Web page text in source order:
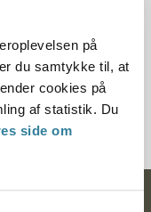
på
du samtykke til, at
cookies på
af statistik. Du
side om